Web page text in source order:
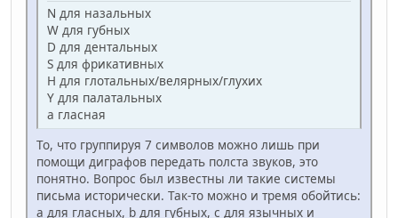
N для назальных
W для губных
D для дентальных
S для фрикативных
H для глотальных/велярных/глухих
Y для палатальных
a гласная
То, что группируя 7 символов можно лишь при
помощи диграфов передать полста звуков, это
понятно. Вопрос был известны ли такие системы
письма исторически. Так-то можно и тремя обойтись:
a для гласных, b для губных, c для язычных и